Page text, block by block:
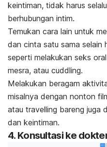
keintiman, tidak harus
berhubungan intim.
Temukan cara lain untuk
dan cinta satu sama selain
seperti melakukan seks
mesra, atau cuddling.
Melakukan beragam
misalnya dengan nonton
atau travelling bareng juga
dan keintiman.
4. Konsultasi ke